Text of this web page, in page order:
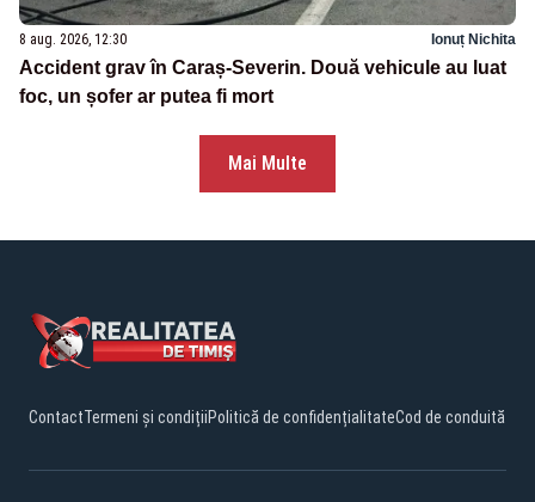
8 aug. 2026, 12:30 Ionuț Nichita
Accident grav în Caraș-Severin. Două vehicule au luat
foc, un șofer ar putea fi mort
Mai Multe
ContactTermeni și condițiiPolitică de confidențialitateCod de conduită